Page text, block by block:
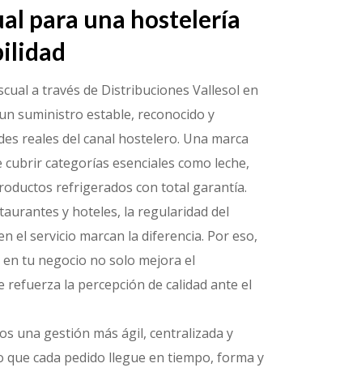
para una hostelería
a través de Distribuciones Vallesol en
suministro estable, reconocido y
reales del canal hostelero. Una marca
categorías esenciales como leche,
refrigerados con total garantía.
y hoteles, la regularidad del
el servicio marcan la diferencia. Por eso,
tu negocio no solo mejora el
refuerza la percepción de calidad ante el
una gestión más ágil, centralizada y
cada pedido llegue en tiempo, forma y